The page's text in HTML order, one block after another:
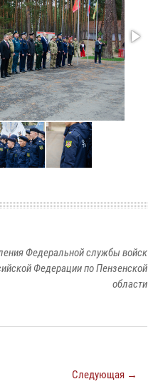
Федеральной службы войск
Федерации по Пензенской
области
Следующая →